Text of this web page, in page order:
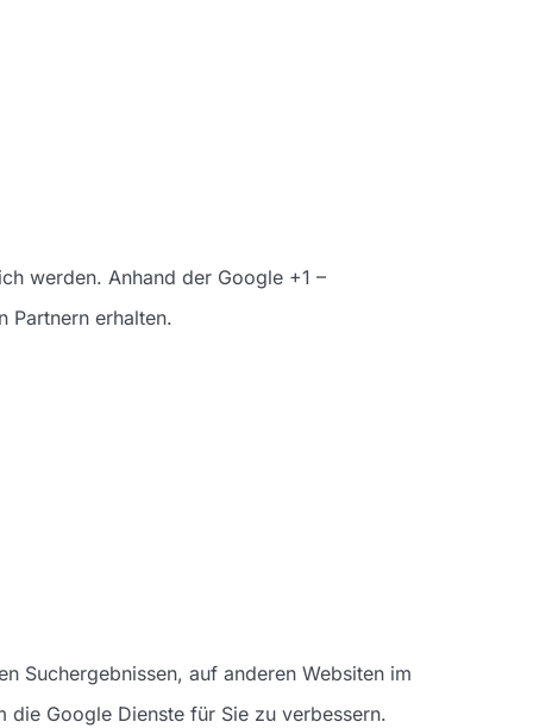
werden. Anhand der Google +1 –
Partnern erhalten.
Suchergebnissen, auf anderen Websiten im
die Google Dienste für Sie zu verbessern.